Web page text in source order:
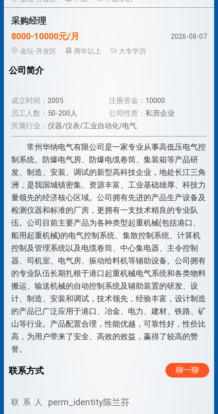
采购经理
8000-10000元/月
2026-08-07
金坛-开发区
两年以上 大专学历
公司简介
成立时间： 2005 注册资金： 10000
员工人数： 50-200人 公司性质： 私营企业
所属行业： 仪器/仪表/工业自动化/电气
常州华纳电气有限公司是一家专业从事高低压电气控
制系统、防爆电气房、防爆电缆卷筒、集装箱等产品研
发、制造、安装、调试的新型高科技企业，地处长江三角
洲，是我国城镇密集、资源丰富、工业基础雄厚、科技力
量领先的经济核心区域。公司拥有先进的产品生产设备及
检测仪器和标准的厂房，更拥有一支技术精良的专业队
伍。公司目前主要产品为各种类型起重机械(包括港口、
船用起重机械)的电气控制系统、集散控制系统、计算机
控制及管理系统以及电缆卷筒、中心集电器、主令控制
器、司机室、电气房、振动给料机等辅助设备。公司拥有
的专业队伍长期扎根于港口起重机械电气系统和各类物料
搬运、输送机械的自动控制系统及辅助装置的研发、设
计、制造、安装和调试，技术领先，经验丰富，设计制造
的产品已广泛应用于港口、冶金、电力、建材、铁路、矿
山等行业。产品配置合理，性能优越，可靠性好，性价比
高，为用户带来了安全、高效的效益，赢得了较高的赞
誉。
联系方式 聊一聊
联 系 人 perm_identity陈兰芬